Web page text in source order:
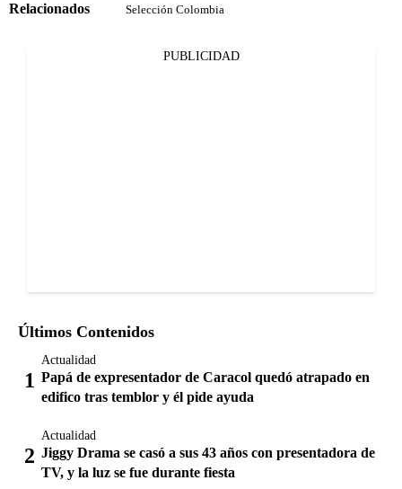
Relacionados Selección Colombia
PUBLICIDAD
Últimos Contenidos
Actualidad
Papá de expresentador de Caracol quedó atrapado en
edifico tras temblor y él pide ayuda
Actualidad
Jiggy Drama se casó a sus 43 años con presentadora de
TV, y la luz se fue durante fiesta